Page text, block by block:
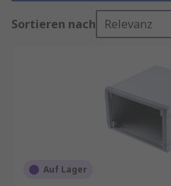
Verunreinigungen wie
Chemikalien zu schützen.
Schutzklassen und IP-
Es sind Alternativen für
für einfache
Vollständig gekapselte
wasserdichte
Sortieren nach Relevanz
Auf Lager